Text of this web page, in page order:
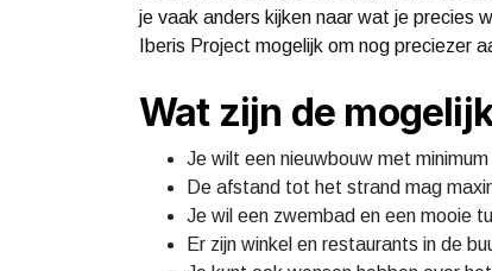
je vaak anders kijken naar wat je precies
Iberis Project mogelijk om nog preciezer
Wat zijn de
Je wilt een nieuwbouw met
De afstand tot het strand mag
Je wil een zwembad en een mooie
Er zijn winkel en restaurants in de